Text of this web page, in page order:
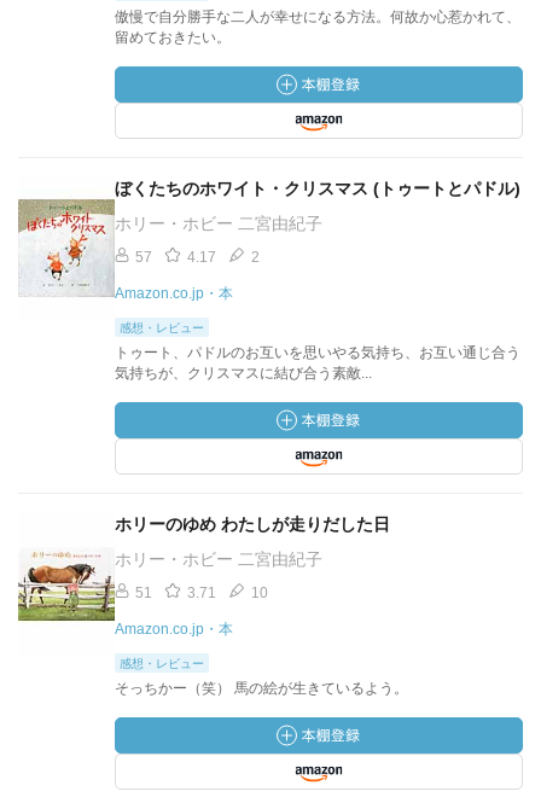
傲慢で自分勝手な二人が幸せになる方法。何故か心惹かれて、
留めておきたい。
ぼくたちのホワイト・クリスマス (トゥートとパドル)
ホリー・ホビー 二宮由紀子
57 4.17 2
Amazon.co.jp・本
感想・レビュー
トゥート、パドルのお互いを思いやる気持ち、お互い通じ合う
気持ちが、クリスマスに結び合う素敵...
ホリーのゆめ わたしが走りだした日
ホリー・ホビー 二宮由紀子
51 3.71 10
Amazon.co.jp・本
感想・レビュー
そっちかー（笑） 馬の絵が生きているよう。